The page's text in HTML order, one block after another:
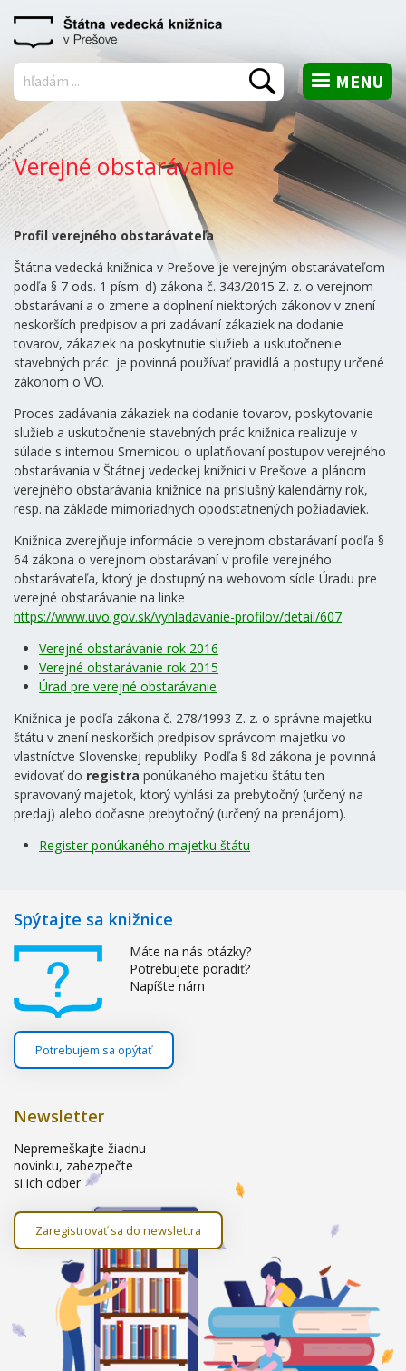
MENU
Vyhľadať
Verejné obstarávanie
Profil verejného obstarávateľa
Štátna vedecká knižnica v Prešove je verejným obstarávateľom
podľa § 7 ods. 1 písm. d) zákona č. 343/2015 Z. z. o verejnom
obstarávaní a o zmene a doplnení niektorých zákonov v znení
neskorších predpisov a pri zadávaní zákaziek na dodanie
tovarov, zákaziek na poskytnutie služieb a uskutočnenie
stavebných prác je povinná používať pravidlá a postupy určené
zákonom o VO.
Proces zadávania zákaziek na dodanie tovarov, poskytovanie
služieb a uskutočnenie stavebných prác knižnica realizuje v
súlade s internou Smernicou o uplatňovaní postupov verejného
obstarávania v Štátnej vedeckej knižnici v Prešove a plánom
verejného obstarávania knižnice na príslušný kalendárny rok,
resp. na základe mimoriadnych opodstatnených požiadaviek.
Knižnica zverejňuje informácie o verejnom obstarávaní podľa §
64 zákona o verejnom obstarávaní v profile verejného
obstarávateľa, ktorý je dostupný na webovom sídle Úradu pre
verejné obstarávanie na linke
https://www.uvo.gov.sk/vyhladavanie-profilov/detail/607
Verejné obstarávanie rok 2016
Verejné obstarávanie rok 2015
Úrad pre verejné obstarávanie
Knižnica je podľa zákona č. 278/1993 Z. z. o správne majetku
štátu v znení neskorších predpisov správcom majetku vo
vlastníctve Slovenskej republiky. Podľa § 8d zákona je povinná
evidovať do registra ponúkaného majetku štátu ten
spravovaný majetok, ktorý vyhlási za prebytočný (určený na
predaj) alebo dočasne prebytočný (určený na prenájom).
Register ponúkaného majetku štátu
Spýtajte sa knižnice
Máte na nás otázky?
Potrebujete poradiť?
Napíšte nám
Potrebujem sa opýtať
Newsletter
Nepremeškajte žiadnu
novinku, zabezpečte
si ich odber
Zaregistrovať sa do newslettra